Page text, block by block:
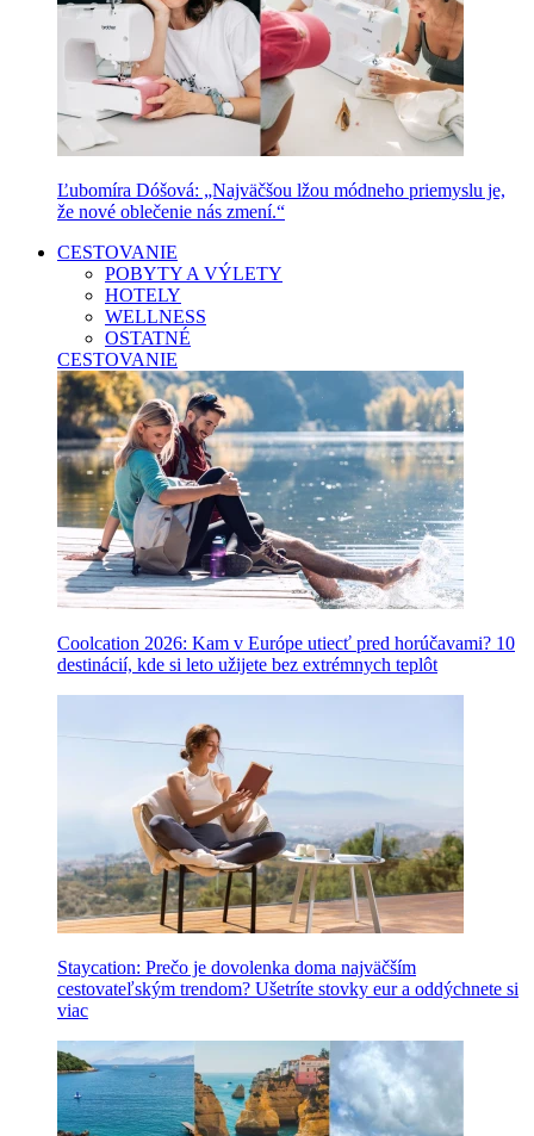
Ľubomíra Dóšová: „Najväčšou lžou módneho priemyslu je,
že nové oblečenie nás zmení.“
CESTOVANIE
POBYTY A VÝLETY
HOTELY
WELLNESS
OSTATNÉ
CESTOVANIE
Coolcation 2026: Kam v Európe utiecť pred horúčavami? 10
destinácií, kde si leto užijete bez extrémnych teplôt
Staycation: Prečo je dovolenka doma najväčším
cestovateľským trendom? Ušetríte stovky eur a oddýchnete si
viac